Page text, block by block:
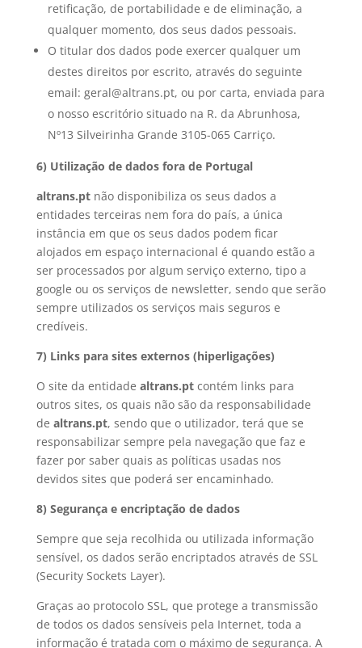
retificação, de portabilidade e de eliminação, a
qualquer momento, dos seus dados pessoais.
O titular dos dados pode exercer qualquer um
destes direitos por escrito, através do seguinte
email: geral@altrans.pt, ou por carta, enviada para
o nosso escritório situado na R. da Abrunhosa,
Nº13 Silveirinha Grande 3105-065 Carriço.
6) Utilização de dados fora de Portugal
altrans.pt não disponibiliza os seus dados a
entidades terceiras nem fora do país, a única
instância em que os seus dados podem ficar
alojados em espaço internacional é quando estão a
ser processados por algum serviço externo, tipo a
google ou os serviços de newsletter, sendo que serão
sempre utilizados os serviços mais seguros e
credíveis.
7) Links para sites externos (hiperligações)
O site da entidade altrans.pt contém links para
outros sites, os quais não são da responsabilidade
de altrans.pt, sendo que o utilizador, terá que se
responsabilizar sempre pela navegação que faz e
fazer por saber quais as políticas usadas nos
devidos sites que poderá ser encaminhado.
8) Segurança e encriptação de dados
Sempre que seja recolhida ou utilizada informação
sensível, os dados serão encriptados através de SSL
(Security Sockets Layer).
Graças ao protocolo SSL, que protege a transmissão
de todos os dados sensíveis pela Internet, toda a
informação é tratada com o máximo de segurança. A